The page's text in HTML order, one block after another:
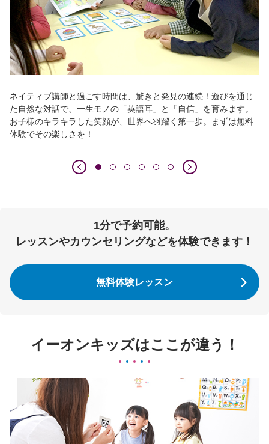
ネイティブ講師と過ごす時間は、驚きと発見の連続！遊びを通じ
た自然な対話で、一生モノの「英語耳」と「自信」を育みます。
お子様のキラキラした笑顔が、世界へ羽躍く第一歩。まずは無料
体験でその楽しさを！
1分で予約可能。
レッスンやカウンセリングなどを体験できます！
無料体験レッスン
イーオンキッズはここが違う！